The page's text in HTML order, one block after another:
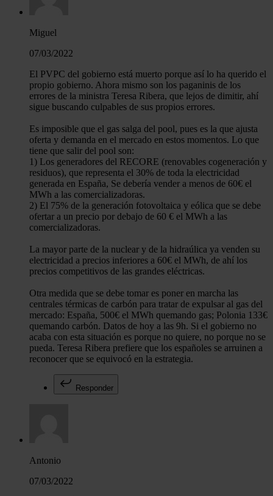
Miguel
07/03/2022
El PVPC del gobierno está muerto porque así lo ha querido el
propio gobierno. Ahora mismo son los paganinis de los
errores de la ministra Teresa Ribera, que lejos de dimitir, ahí
sigue buscando culpables de sus propios errores.
Es imposible que el gas salga del pool, pues es la que ajusta
oferta y demanda en el mercado en estos momentos. Lo que
tiene que salir del pool son:
1) Los generadores del RECORE (renovables cogeneración y
residuos), que representa el 30% de toda la electricidad
generada en España, Se debería vender a menos de 60€ el
MWh a las comercializadoras.
2) El 75% de la generación fotovoltaica y eólica que se debe
ofertar a un precio por debajo de 60 € el MWh a las
comercializadoras.
La mayor parte de la nuclear y de la hidraúlica ya venden su
electricidad a precios inferiores a 60€ el MWh, de ahí los
precios competitivos de las grandes eléctricas.
Otra medida que se debe tomar es poner en marcha las
centrales térmicas de carbón para tratar de expulsar al gas del
mercado: España, 500€ el MWh quemando gas; Polonia 133€
quemando carbón. Datos de hoy a las 9h. Si el gobierno no
acaba con esta situación es porque no quiere, no porque no se
pueda. Teresa Ribera prefiere que los españoles se arruinen a
reconocer que se equivocó en la estrategia.
Responder
Antonio
07/03/2022